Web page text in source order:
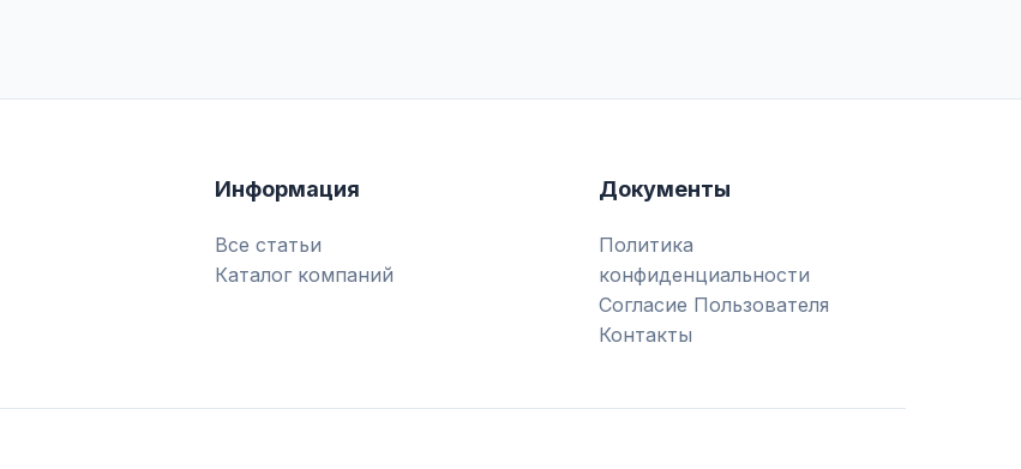
Информация
Все статьи
Каталог компаний
Документы
Политика
конфиденциальности
Согласие Пользователя
Контакты